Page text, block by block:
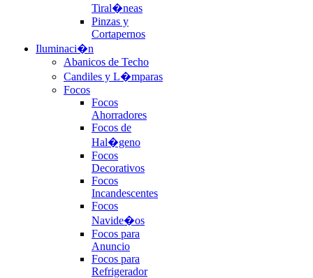
Tiral�neas
Pinzas y
Cortapernos
Iluminaci�n
Abanicos de Techo
Candiles y L�mparas
Focos
Focos
Ahorradores
Focos de
Hal�geno
Focos
Decorativos
Focos
Incandescentes
Focos
Navide�os
Focos para
Anuncio
Focos para
Refrigerador